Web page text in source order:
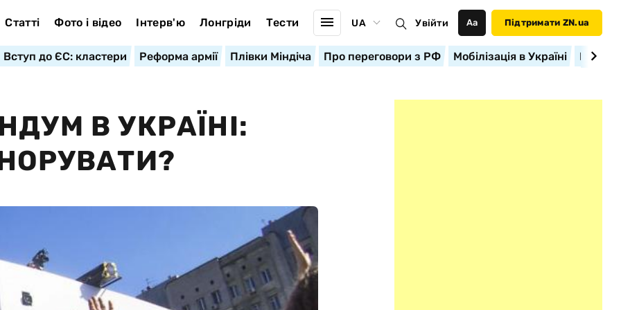
Статті Фото і відео Інтерв'ю Лонгріди Тести UA Увійти Аа Підтримати ZN.ua
Вступ до ЄС: кластери Реформа армії Плівки Міндіча Про переговори з РФ Мобілізація в Україні
В УКРАЇНІ: